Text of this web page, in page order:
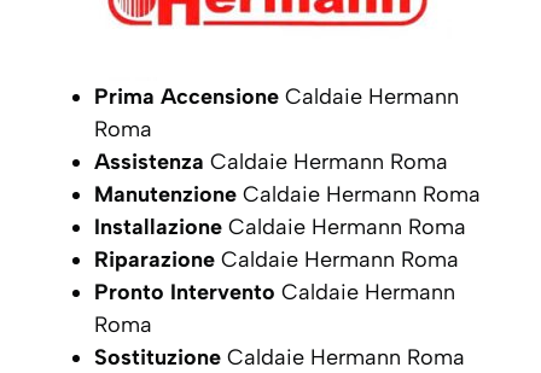
Prima Accensione Caldaie Hermann
Roma
Assistenza Caldaie Hermann Roma
Manutenzione Caldaie Hermann Roma
Installazione Caldaie Hermann Roma
Riparazione Caldaie Hermann Roma
Pronto Intervento Caldaie Hermann
Roma
Sostituzione Caldaie Hermann Roma